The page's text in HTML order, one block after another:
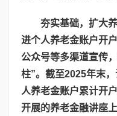
夯实基础，扩大
进个人养老金账户开
公众号等多渠道宣传
柱”。截至2025年末，
人养老金账户累计开
开展的养老金融讲座